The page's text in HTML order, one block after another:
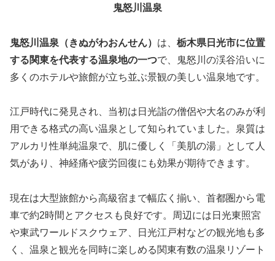
鬼怒川温泉
鬼怒川温泉（きぬがわおんせん） は、 栃木県日光市に位置
する関東を代表する温泉地の一つで、鬼怒川の渓谷沿いに
多くのホテルや旅館が立ち並ぶ景観の美しい温泉地です。
江戸時代に発見され、当初は日光詣の僧侶や大名のみが利
用できる格式の高い温泉として知られていました。泉質は
アルカリ性単純温泉で、肌に優しく「美肌の湯」として人
気があり、神経痛や疲労回復にも効果が期待できます。
現在は大型旅館から高級宿まで幅広く揃い、首都圏から電
車で約2時間とアクセスも良好です。周辺には日光東照宮
や東武ワールドスクウェア、日光江戸村などの観光地も多
く、温泉と観光を同時に楽しめる関東有数の温泉リゾート